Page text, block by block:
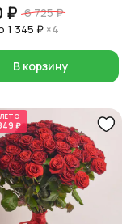
₽ 6 725 ₽
1 345 ₽ ×4
В корзину
ЛЕТО
₽